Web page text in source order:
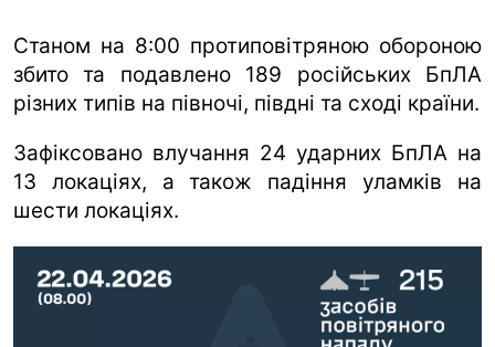
Станом на 8:00 протиповітряною обороною
збито та подавлено 189 російських БпЛА
різних типів на півночі, півдні та сході країни.
Зафіксовано влучання 24 ударних БпЛА на
13 локаціях, а також падіння уламків на
шести локаціях.